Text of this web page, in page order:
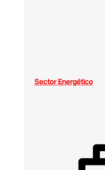
Sector Energético